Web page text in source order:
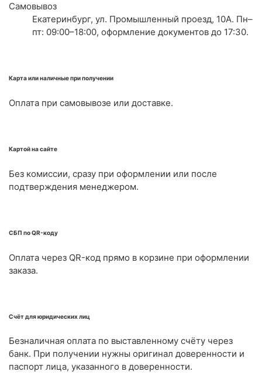
Самовывоз
Екатеринбург, ул. Промышленный проезд, 10А. Пн–
пт: 09:00–18:00, оформление документов до 17:30.
Карта или наличные при получении
Оплата при самовывозе или доставке.
Картой на сайте
Без комиссии, сразу при оформлении или после
подтверждения менеджером.
СБП по QR-коду
Оплата через QR-код прямо в корзине при оформлении
заказа.
Счёт для юридических лиц
Безналичная оплата по выставленному счёту через
банк. При получении нужны оригинал доверенности и
паспорт лица, указанного в доверенности.